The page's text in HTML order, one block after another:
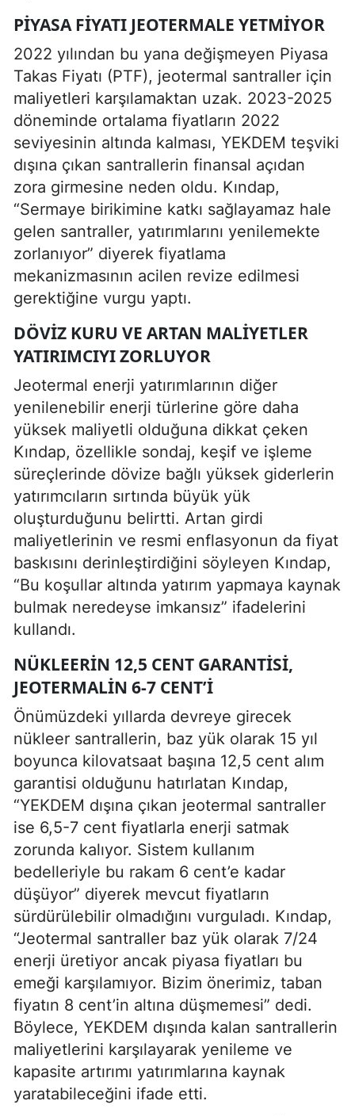
PIYASA FIYATI JEOTERMALE YETMIYOR
2022 yılından bu yana değişmeyen Piyasa
Takas Fiyatı (PTF), jeotermal santraller için
maliyetleri karşılamaktan uzak. 2023-2025
döneminde ortalama fiyatların 2022
seviyesinin altında kalması, YEKDEM teşviki
dışına çıkan santrallerin finansal açıdan
zora girmesine neden oldu. Kındap,
“Sermaye birikimine katkı sağlayamaz hale
gelen santraller, yatırımlarını yenilemekte
zorlanıyor” diyerek fiyatlama
mekanizmasının acilen revize edilmesi
gerektiğine vurgu yaptı.
DÖVIZ KURU VE ARTAN MALIYETLER
YATIRIMCIYI ZORLUYOR
Jeotermal enerji yatırımlarının diğer
yenilenebilir enerji türlerine göre daha
yüksek maliyetli olduğuna dikkat çeken
Kındap, özellikle sondaj, keşif ve işleme
süreçlerinde dövize bağlı yüksek giderlerin
yatırımcıların sırtında büyük yük
oluşturduğunu belirtti. Artan girdi
maliyetlerinin ve resmi enflasyonun da fiyat
baskısını derinleştirdiğini söyleyen Kındap,
“Bu koşullar altında yatırım yapmaya kaynak
bulmak neredeyse imkansız” ifadelerini
kullandı.
NÜKLEERIN 12,5 CENT GARANTISI,
JEOTERMALIN 6-7 CENT’I
Önümüzdeki yıllarda devreye girecek
nükleer santrallerin, baz yük olarak 15 yıl
boyunca kilovatsaat başına 12,5 cent alım
garantisi olduğunu hatırlatan Kındap,
“YEKDEM dışına çıkan jeotermal santraller
ise 6,5-7 cent fiyatlarla enerji satmak
zorunda kalıyor. Sistem kullanım
bedelleriyle bu rakam 6 cent’e kadar
düşüyor” diyerek mevcut fiyatların
sürdürülebilir olmadığını vurguladı. Kındap,
“Jeotermal santraller baz yük olarak 7/24
enerji üretiyor ancak piyasa fiyatları bu
emeği karşılamıyor. Bizim önerimiz, taban
fiyatın 8 cent’in altına düşmemesi” dedi.
Böylece, YEKDEM dışında kalan santrallerin
maliyetlerini karşılayarak yenileme ve
kapasite artırımı yatırımlarına kaynak
yaratabileceğini ifade etti.